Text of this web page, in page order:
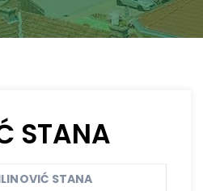
STANA
STANA